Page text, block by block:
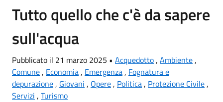
Tutto quello che c'è da sapere
sull'acqua
Pubblicato il 21 marzo 2025 • Acquedotto, Ambiente,
Comune, Economia, Emergenza, Fognatura e
depurazione, Giovani , Opere, Politica, Protezione Civile,
Servizi , Turismo